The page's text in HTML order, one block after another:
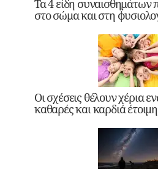
Τα 4 είδη συναισθημάτων
στο σώμα και στη
Οι σχέσεις θέλουν χέρια
καθαρές και καρδιά